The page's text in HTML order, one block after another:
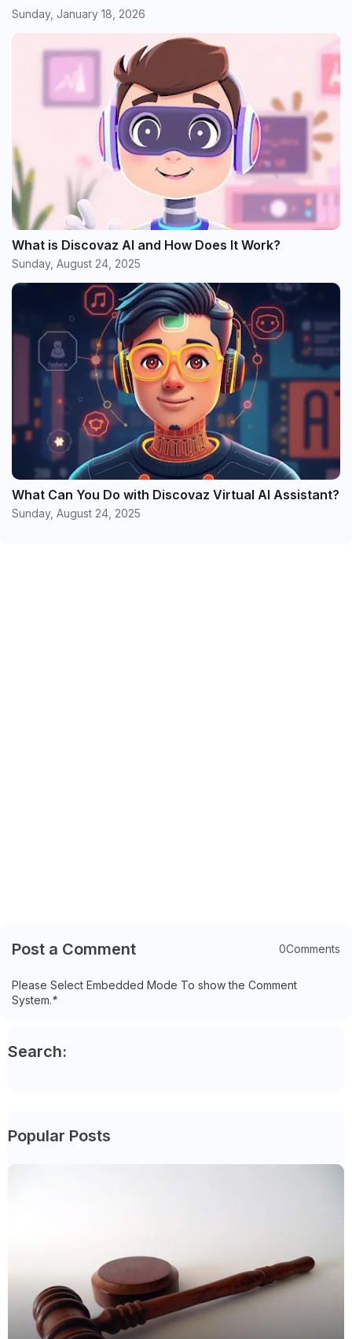
Sunday, January 18, 2026
What is Discovaz AI and How Does It Work?
Sunday, August 24, 2025
What Can You Do with Discovaz Virtual AI Assistant?
Sunday, August 24, 2025
Post a Comment 0Comments
Please Select Embedded Mode To show the Comment
System.*
Search:
Popular Posts